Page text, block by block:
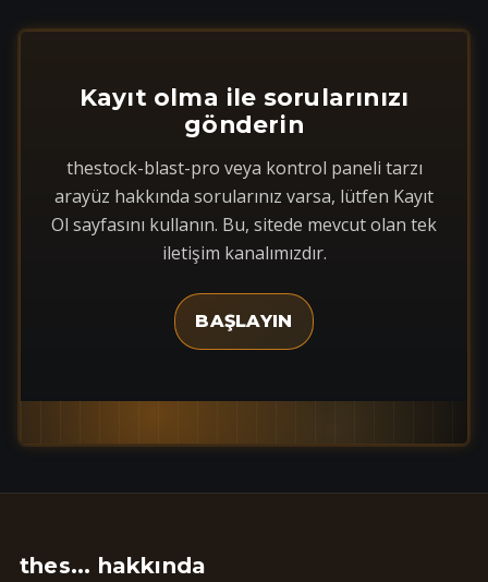
Kayıt olma ile sorularınızı
gönderin
thestock-blast-pro veya kontrol paneli tarzı
arayüz hakkında sorularınız varsa, lütfen Kayıt
Ol sayfasını kullanın. Bu, sitede mevcut olan tek
iletişim kanalımızdır.
BAŞLAYIN
thes... hakkında